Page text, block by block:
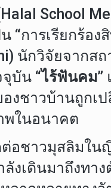
School
“การเรียกร้อง
นักวิจัยจาก
จุบัน “ไร้ฟันคม”
งชาวบ้านถูกเ
พในอนาคต
อชาวมุสลิมใ
งเดินมาถึงทา